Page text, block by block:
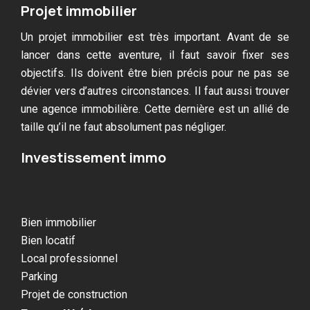
Projet immobilier
Un projet immobilier est très important. Avant de se
lancer dans cette aventure, il faut savoir fixer ses
objectifs. Ils doivent être bien précis pour ne pas se
dévier vers d’autres circonstances. Il faut aussi trouver
une agence immobilière. Cette dernière est un allié de
taille qu’il ne faut absolument pas négliger.
Investissement immo
Bien immobilier
Bien locatif
Local professionnel
Parking
Projet de construction